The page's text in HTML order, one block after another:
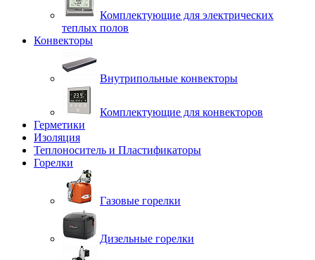
Комплектующие для электрических
теплых полов
Конвекторы
Внутрипольные конвекторы
Комплектующие для конвекторов
Герметики
Изоляция
Теплоноситель и Пластификаторы
Горелки
Газовые горелки
Дизельные горелки